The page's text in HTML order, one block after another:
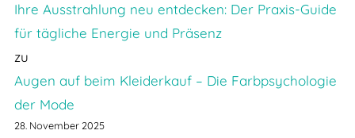
Ihre Ausstrahlung neu entdecken: Der Praxis-Guide
für tägliche Energie und Präsenz
zu
Augen auf beim Kleiderkauf – Die Farbpsychologie
der Mode
28. November 2025